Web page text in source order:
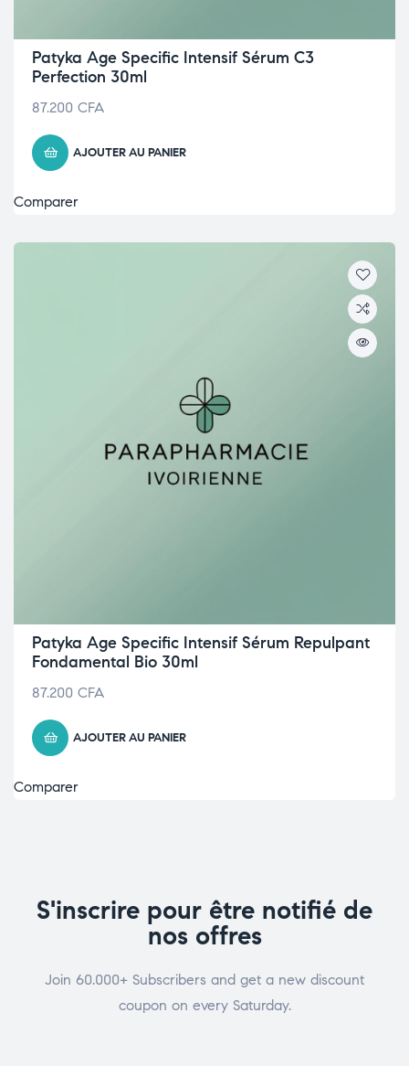
Patyka Age Specific Intensif Sérum C3
Perfection 30ml
87.200 CFA
AJOUTER AU PANIER
Comparer
Patyka Age Specific Intensif Sérum Repulpant
Fondamental Bio 30ml
87.200 CFA
AJOUTER AU PANIER
Comparer
S'inscrire pour être notifié de
nos offres
Join 60.000+ Subscribers and get a new discount
coupon on every Saturday.